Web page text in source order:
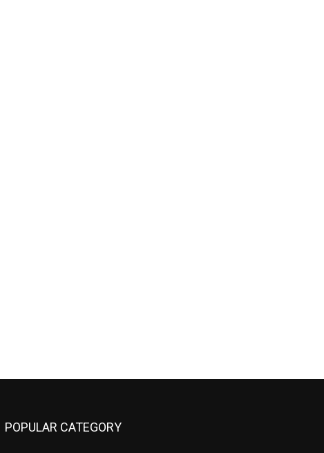
POPULAR CATEGORY